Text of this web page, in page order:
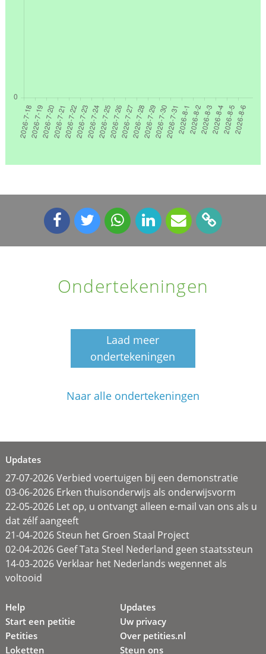
Ondertekeningen
Laad meer
ondertekeningen
Naar alle ondertekeningen
Updates
27-07-2026 Verbied voertuigen bij een demonstratie
03-06-2026 Erken thuisonderwijs als onderwijsvorm
22-05-2026 Let op, u ontvangt alleen e-mail van ons als u
dat zélf aangeeft
21-04-2026 Steun het Groen Staal Project
02-04-2026 Geef Tata Steel Nederland geen staatssteun
14-03-2026 Verklaar het Nederlands wegennet als
voltooid
Help
Start een petitie
Petities
Loketten
Updates
Uw privacy
Over petities.nl
Steun ons